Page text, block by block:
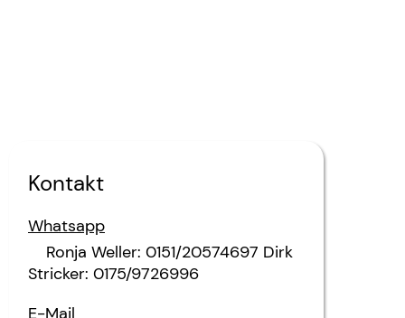
Kontakt
Whatsapp
Ronja Weller: 0151/20574697 Dirk
Stricker: 0175/9726996
E-Mail